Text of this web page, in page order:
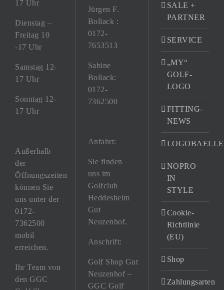
17 Uhr
Dienstag –
Freitag 10
-17 Uhr
Samstag 12-
17 Uhr
Sonntag 12-
17 Uhr
Außerhalb
der
Öffnungszeiten
können Sie
uns unter der
0172-
7362500
mobil
erreichen.
Ihr Team von
den GGC
Jürgen F.
Bollack :
0172-
7653513
Sabine
Bollack:
0172-
7362500
Anfahrt:
Sie finden
uns im
Golfclub
Heddesheim
Gut
Neuzenhof.
Anschrift:
Golf Shop Gut
Neuzenhof –
GGC Golf
SALE +
PARTNER
SERVICE
„MY“
GOLF-
LOGO
FITTING-
NEWS
LOGOBAELLE
NOPRO
IN
STYLE
Cookie-
Richtlinie
(EU)
Shop
Zahlungsarten